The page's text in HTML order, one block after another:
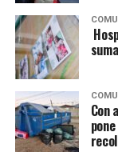
Con